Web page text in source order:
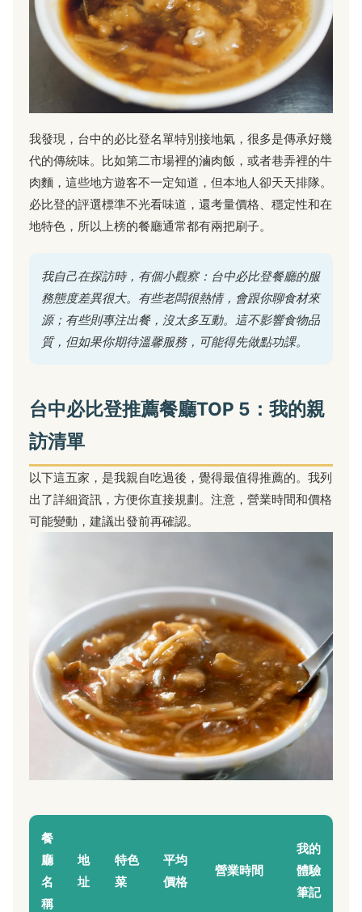
我發現，台中的必比登名單特別接地氣，很多是傳承好幾
代的傳統味。比如第二市場裡的滷肉飯，或者巷弄裡的牛
肉麵，這些地方遊客不一定知道，但本地人卻天天排隊。
必比登的評選標準不光看味道，還考量價格、穩定性和在
地特色，所以上榜的餐廳通常都有兩把刷子。
我自己在探訪時，有個小觀察：台中必比登餐廳的服
務態度差異很大。有些老闆很熱情，會跟你聊食材來
源；有些則專注出餐，沒太多互動。這不影響食物品
質，但如果你期待溫馨服務，可能得先做點功課。
台中必比登推薦餐廳TOP 5：我的親
訪清單
以下這五家，是我親自吃過後，覺得最值得推薦的。我列
出了詳細資訊，方便你直接規劃。注意，營業時間和價格
可能變動，建議出發前再確認。
餐
廳
名
稱
地
址
特色
菜
平均
價格
營業時間
我的
體驗
筆記